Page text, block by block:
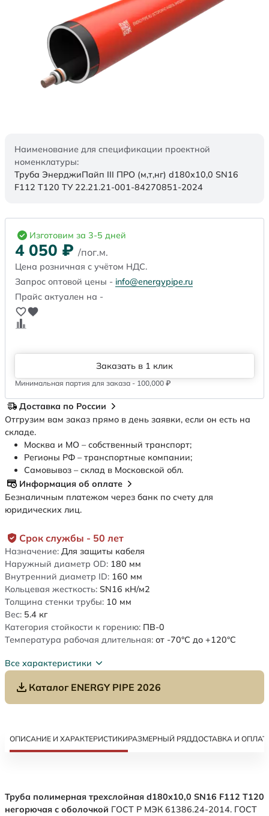
Наименование для спецификации проектной
номенклатуры:
Труба ЭнерджиПайп III ПРО (м,т,нг) d180х10,0 SN16
F112 Т120 ТУ 22.21.21-001-84270851-2024
Срок службы - 50 лет
Назначение: Для защиты кабеля
Наружный диаметр OD: 180 мм
Внутренний диаметр ID: 160 мм
Кольцевая жесткость: SN16 кН/м2
Толщина стенки трубы: 10 мм
Вес: 5.4 кг
Категория стойкости к горению: ПВ-0
Температура рабочая длительная: от -70°C до +120°C
Все характеристики
Каталог ENERGY PIPE 2026
Изготовим за 3-5 дней
4 050 ₽ /пог.м.
Цена розничная с учётом НДС.
Запрос оптовой цены - info@energypipe.ru
Прайс актуален на -
Заказать в 1 клик
Минимальная партия для заказа - 100,000 ₽
Доставка по России
Отгрузим вам заказ прямо в день заявки, если он есть на
складе.
Москва и МО – собственный транспорт;
Регионы РФ – транспортные компании;
Самовывоз – склад в Московской обл.
Информация об оплате
Безналичным платежом через банк по счету для
юридических лиц.
ОПИСАНИЕ И ХАРАКТЕРИСТИКИРАЗМЕРНЫЙ РЯДДОСТАВКА И
Труба полимерная трехслойная d180х10,0 SN16 F112 Т120
негорючая с оболочкой ГОСТ Р МЭК 61386.24-2014. ГОСТ